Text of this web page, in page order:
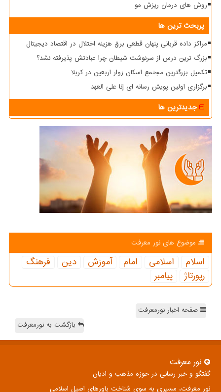
روش های درمان ریزش مو
پربحث ترین ها
مراکز داده قربانی پنهان قطعی برق هزینه اختلال در اقتصاد دیجیتال
بزرگ ترین درس از سرنوشت شیطان چرا عبادتش پذیرفته نشد؟
تکمیل بزرگترین مجتمع اسکان زوار اربعین در کربلا
برگزاری اولین پویش رسانه ای إنا علی العهد
جدیدترین ها
موضوع های نور معرفت
اسلام اسلامی امام آموزش دین
فرهنگ
رپورتاژ
پیامبر
صفحه اخبار نورمعرفت
بازگشت به نورمعرفت
نور معرفت
گفتگو و خبر رسانی در حوزه مذهب و ادیان
نور معرفت، مسیری به سوی شناخت باورهای اصیل اسلامی